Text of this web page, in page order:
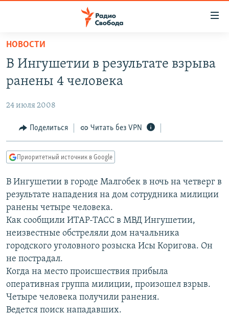
упрощенного
доступа
основному
Вернутся
главной
навигации
Вернутся
поиску
ПОДКАСТЫ
АВТОРСКИЕ ПРОЕКТЫ
ЦИТАТЫ СВОБОДЫ
МНЕНИЯ
IDEL.РЕАЛИИ
КАВКАЗ.РЕАЛИИ
СЕВЕР.РЕАЛИИ
СИБИРЬ.РЕАЛИИ
РАСПИСАНИЕ ВЕЩАНИЯ
ПОДПИШИТЕСЬ НА РАССЫЛКУ
СОЦИАЛЬНЫЕ СЕТИ
НОВОСТИ
В Ингушетии в результате взрыва
ранены 4 человека
24 июля 2008
Поделиться Читать без VPN
Приоритетный источник в Google
В Ингушетии в городе Малгобек в ночь на четверг в
результате нападения на дом сотрудника милиции
ранены четыре человека.
Как сообщили ИТАР-ТАСС в МВД Ингушетии,
неизвестные обстреляли дом начальника
городского уголовного розыска Исы Коригова. Он
не пострадал.
Когда на место происшествия прибыла
оперативная группа милиции, произошел взрыв.
Четыре человека получили ранения.
Ведется поиск нападавших.